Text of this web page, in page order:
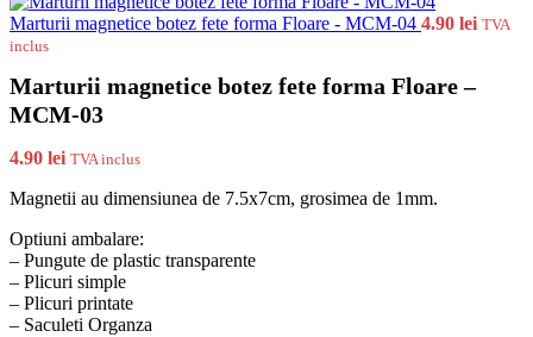
Marturii magnetice botez fete forma Floare - MCM-04 4.90 lei TVA
inclus
Marturii magnetice botez fete forma Floare –
MCM-03
4.90 lei TVA inclus
Magnetii au dimensiunea de 7.5x7cm, grosimea de 1mm.
Optiuni ambalare:
– Pungute de plastic transparente
– Plicuri simple
– Plicuri printate
– Saculeti Organza